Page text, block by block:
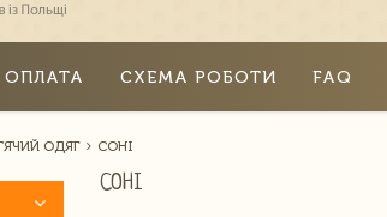
ОПЛАТА СХЕМА РОБОТИ FAQ
ОДЯГ СОНІ
СОНІ